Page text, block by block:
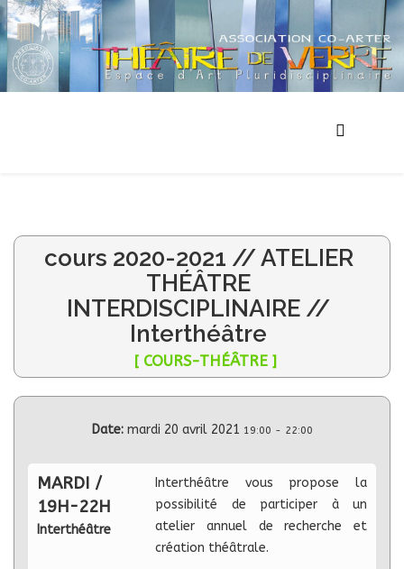
cours 2020-2021 // ATELIER
THÉÂTRE
INTERDISCIPLINAIRE //
Interthéâtre
[ COURS-THÉÂTRE ]
Date: mardi 20 avril 2021 19:00 - 22:00
MARDI /
19H-22H
Interthéâtre
Interthéâtre vous propose la
possibilité de participer à un
atelier annuel de recherche et
création théâtrale.